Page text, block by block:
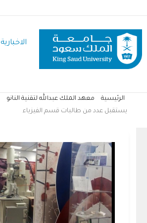
المحتوى
الرئيسي
الاخبارية
مسار
الرئيسية معهد الملك عبدالله لتقنية النانو
يستقبل عدد من طالبات قسم الفيزياء